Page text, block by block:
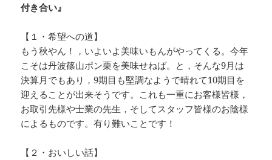
付き合い』
【１・希望への道】
もう秋やん！，いよいよ美味いもんがやってくる。今年
こそは丹波篠山ポン栗を美味せねば。と，そんな9月は
決算月でもあり，9期目も堅調なようで晴れて10期目を
迎えることが出来そうです。これも一重にお客様皆様，
お取引先様や士業の先生，そしてスタッフ皆様のお陰様
によるものです。有り難いことです！
【２・おいしい話】